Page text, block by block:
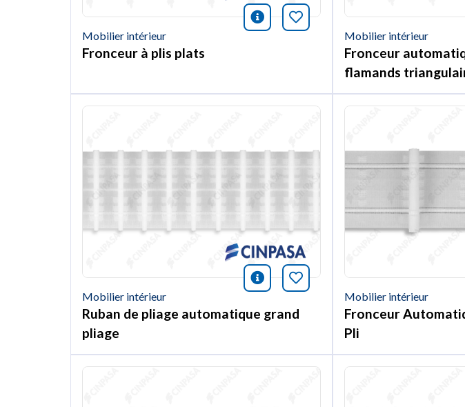
icono información
Marquer cet article
Mobilier intérieur
Fronceur à plis plats
Mobilier intérieur
Fronceur
flamands
icono información
Marquer cet article
Mobilier intérieur
Ruban de pliage automatique grand
pliage
Mobilier intérieur
Fronceur
Pli